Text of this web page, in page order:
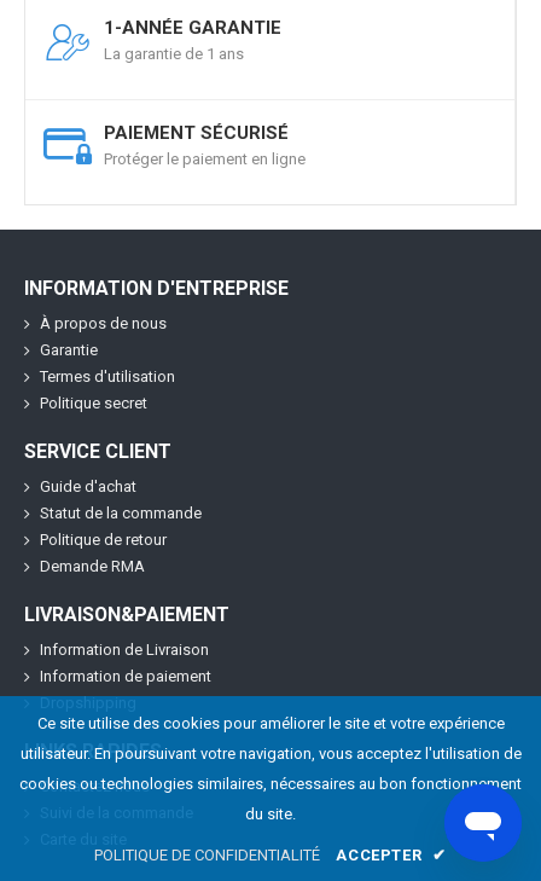
1-ANNÉE GARANTIE
La garantie de 1 ans
PAIEMENT SÉCURISÉ
Protéger le paiement en ligne
INFORMATION D'ENTREPRISE
À propos de nous
Garantie
Termes d'utilisation
Politique secret
SERVICE CLIENT
Guide d'achat
Statut de la commande
Politique de retour
Demande RMA
LIVRAISON&PAIEMENT
Information de Livraison
Information de paiement
LINKS RAPIDES
Contactez nous
Ce site utilise des cookies pour améliorer le site et votre expérience
utilisateur. En poursuivant votre navigation, vous acceptez l'utilisation de
cookies ou technologies similaires, nécessaires au bon fonctionnement
du site.
POLITIQUE DE CONFIDENTIALITÉ ACCEPTER ✔